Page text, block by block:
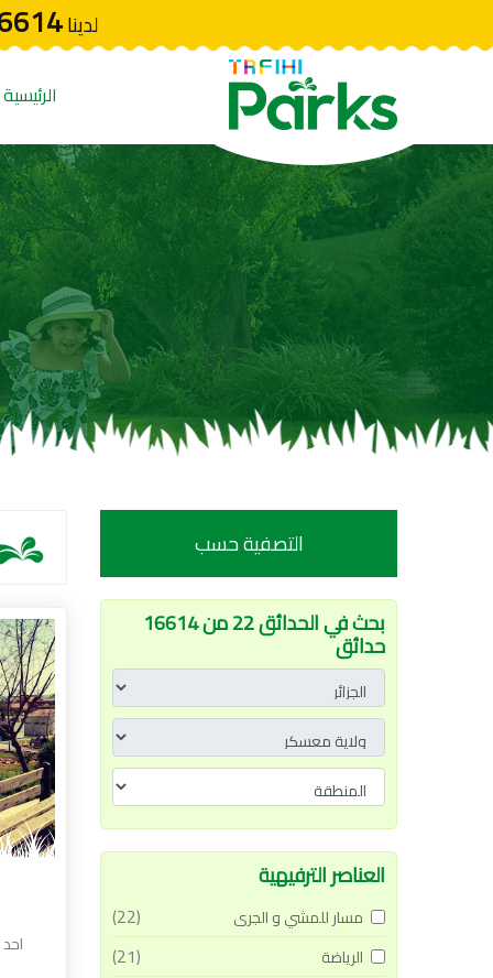
لدينا
الرئيسية
التصفية حسب
بحث في الحدائق 22 من 16614
حدائق
العناصر الترفيهية
مسار للمشي و الجرى (22)
الرياضة (21)